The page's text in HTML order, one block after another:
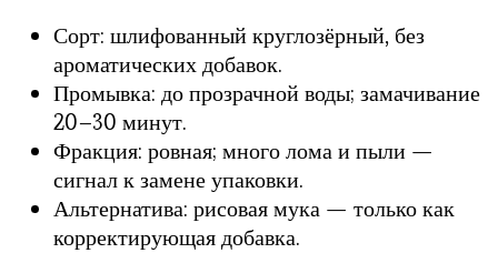
Сорт: шлифованный круглозёрный, без
ароматических добавок.
Промывка: до прозрачной воды; замачивание
20–30 минут.
Фракция: ровная; много лома и пыли —
сигнал к замене упаковки.
Альтернатива: рисовая мука — только как
корректирующая добавка.